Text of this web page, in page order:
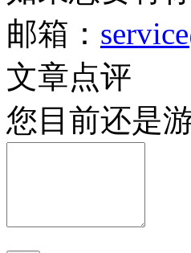
邮箱：
文章点评
您目前还是